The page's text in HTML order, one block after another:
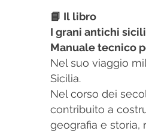
📘 Il libro
I grani antichi
Manuale tecnico
Nel suo viaggio
Sicilia.
Nel corso dei
contribuito a
geografia e storia,